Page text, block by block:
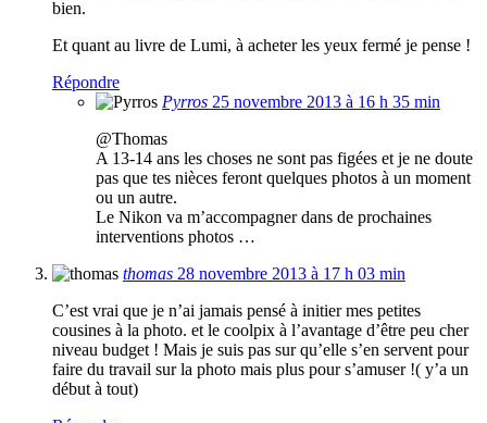
bien.
Et quant au livre de Lumi, à acheter les yeux fermé je pense !
Répondre
Pyrros 25 novembre 2013 à 16 h 35 min
@Thomas
A 13-14 ans les choses ne sont pas figées et je ne doute
pas que tes nièces feront quelques photos à un moment
ou un autre.
Le Nikon va m’accompagner dans de prochaines
interventions photos …
thomas 28 novembre 2013 à 17 h 03 min
C’est vrai que je n’ai jamais pensé à initier mes petites
cousines à la photo. et le coolpix à l’avantage d’être peu cher
niveau budget ! Mais je suis pas sur qu’elle s’en servent pour
faire du travail sur la photo mais plus pour s’amuser !( y’a un
début à tout)